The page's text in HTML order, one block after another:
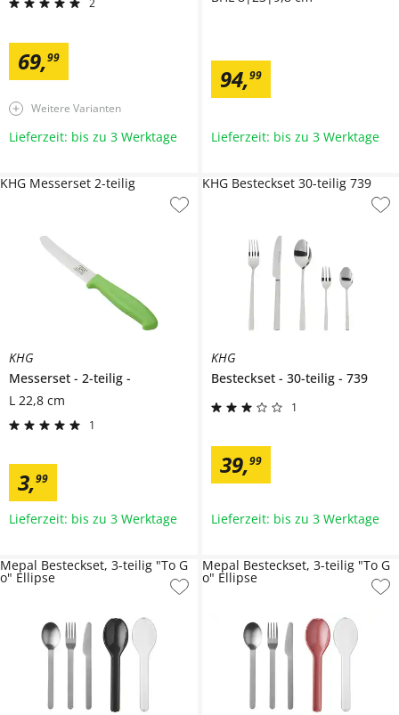
2
69,99
Weitere Varianten
Lieferzeit: bis zu 3 Werktage
94,99
Lieferzeit: bis zu 3 Werktage
KHG
Messerset
2-teilig
L 22,8 cm
1
3,99
KHG Messerset 2-teilig
Lieferzeit: bis zu 3 Werktage
KHG
Besteckset
30-teilig 739
1
39,99
KHG Besteckset 30-teilig 739
Lieferzeit: bis zu 3 Werktage
Mepal Besteckset, 3-teilig "To G
o" Ellipse
Mepal Besteckset, 3-teilig "To G
o" Ellipse